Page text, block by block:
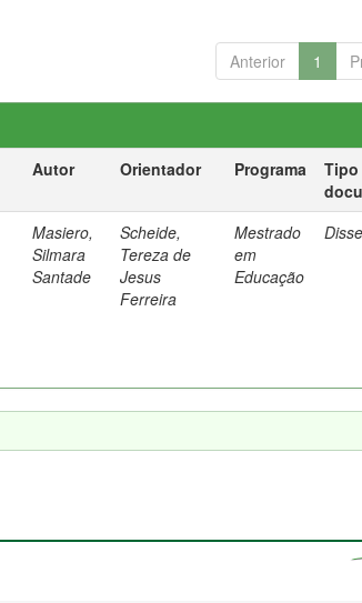
Anterior 1
Autor Orientador Programa
Tipo
Masiero,
Silmara
Santade
Scheide,
Tereza de
Jesus
Ferreira
Mestrado
em
Educação